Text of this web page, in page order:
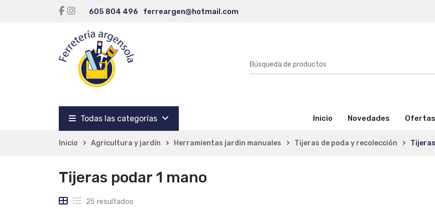
605 804 496 ferreargen@hotmail.com
Todas las categorías Inicio (activo)Novedades Ofertas
Inicio Agricultura y jardín Herramientas jardin manuales Tijeras de poda y recolección
Tijeras podar 1 mano
25 resultados